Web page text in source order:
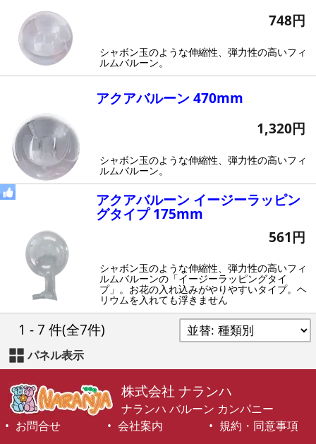
748円
シャボン玉のような伸縮性、弾力性の高いフィ
ルムバルーン。
アクアバルーン 470mm
1,320円
シャボン玉のような伸縮性、弾力性の高いフィ
ルムバルーン。
アクアバルーン イージーラッピン
グタイプ 175mm
561円
シャボン玉のような伸縮性、弾力性の高いフィ
ルムバルーンの「イージーラッピングタイ
プ」。お花の入れ込みがやりやすいタイプ。ヘ
リウムを入れても浮きません
1 - 7 件(全7件)
パネル表示
株式会社 ナランハ
ナランハ バルーン カンパニー
お問合せ
会社案内
規約・同意事項